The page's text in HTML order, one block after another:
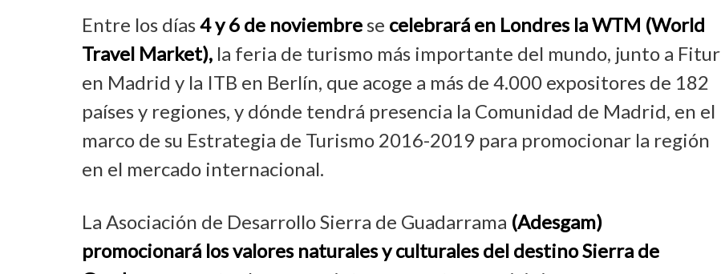
Entre los días4 y 6 de noviembre se celebrará en Londres la WTM (World
Travel Market), la feria de turismo más importante del mundo, junto a Fitur
en Madrid y la ITB en Berlín, que acoge a más de 4.000 expositores de 182
países y regiones, y dónde tendrá presencia la Comunidad de Madrid, en el
marco de su Estrategia de Turismo 2016-2019 para promocionar la región
en el mercado internacional.
La Asociación de Desarrollo Sierra de Guadarrama (Adesgam)
promocionará los valores naturales y culturales del destino Sierra de